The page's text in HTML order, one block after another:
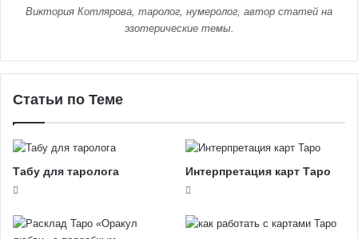
Виктория Котлярова, таролог, нумеролог, автор статей на
эзотерические темы.
Статьи по Теме
Табу для таролога Интерпретация карт Таро